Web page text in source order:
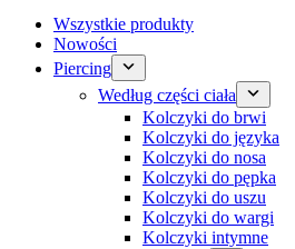
Wszystkie produkty
Nowości
Piercing
Według części ciała
Kolczyki do brwi
Kolczyki do języka
Kolczyki do nosa
Kolczyki do pępka
Kolczyki do uszu
Kolczyki do wargi
Kolczyki intymne